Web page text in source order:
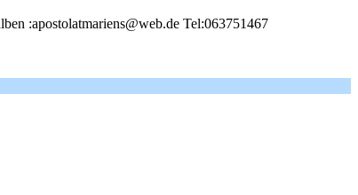
:apostolatmariens@web.de Tel:063751467